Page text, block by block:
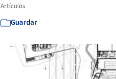
Artículos
Guardar